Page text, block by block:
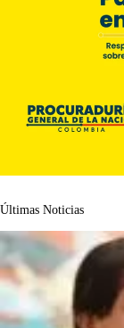
Últimas Noticias